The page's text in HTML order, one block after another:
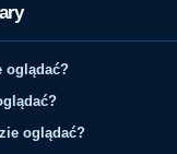
oglądać?
oglądać?